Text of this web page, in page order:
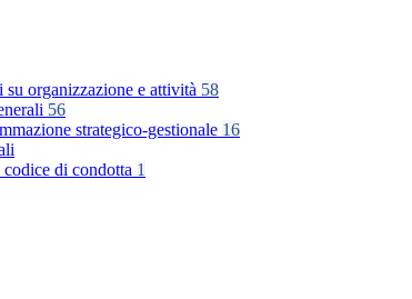
organizzazione e attività 58
56
strategico-gestionale 16
di condotta 1